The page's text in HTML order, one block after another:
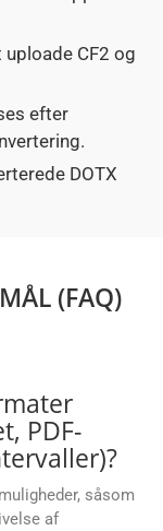
uploade CF2 og
efter
DOTX
(FAQ)
PDF-
såsom
af